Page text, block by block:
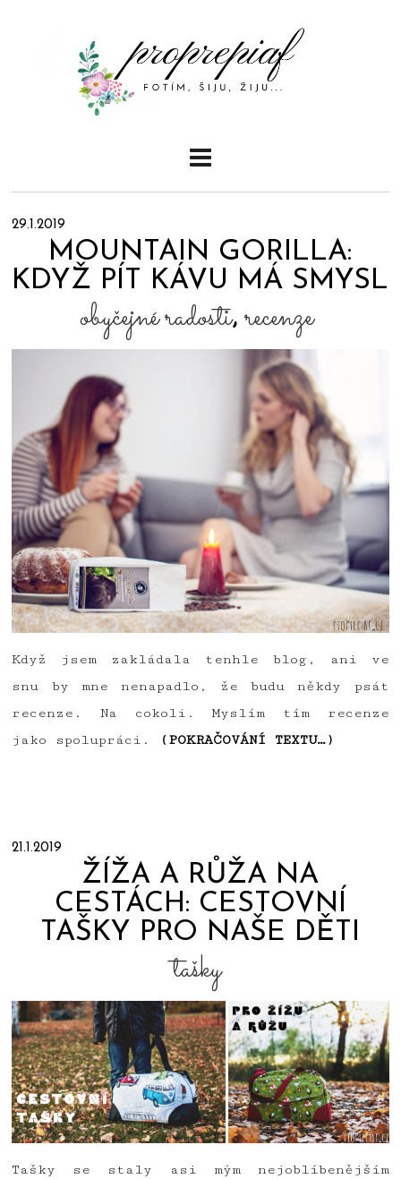
29.1.2019
MOUNTAIN GORILLA:
KDYŽ PÍT KÁVU MÁ SMYSL
obyčejné radosti,recenze
Když jsem zakládala tenhle blog, ani ve
snu by mne nenapadlo, že budu někdy psát
recenze. Na cokoli. Myslím tím recenze
jako spolupráci.
(POKRAČOVÁNÍ TEXTU…)
21.1.2019
ŽÍŽA A RŮŽA NA
CESTÁCH: CESTOVNÍ
TAŠKY PRO NAŠE DĚTI
tašky
Tašky se staly asi mým nejoblíbenějším